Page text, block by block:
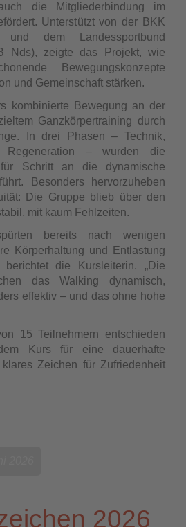
die Mitgliederbindung im
Unterstützt von der BKK
und dem Landessportbund
Nds), zeigte das Projekt, wie
Bewegungskonzepte
und Gemeinschaft stärken.
kombinierte Bewegung an der
Ganzkörpertraining durch
In drei Phasen – Technik,
Regeneration – wurden die
Schritt an die dynamische
Besonders hervorzuheben
Die Gruppe blieb über den
mit kaum Fehlzeiten.
bereits nach wenigen
Körperhaltung und Entlastung
berichtet die Kursleiterin. „Die
das Walking dynamisch,
effektiv – und das ohne hohe
15 Teilnehmern entschieden
Kurs für eine dauerhafte
Zeichen für Zufriedenheit
2026